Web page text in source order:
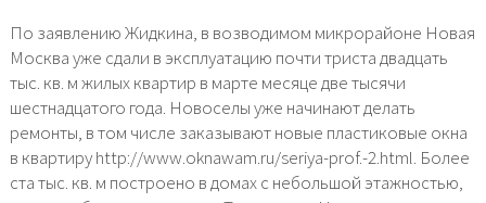
По заявлению Жидкина, в возводимом микрорайоне Новая
Москва уже сдали в эксплуатацию почти триста двадцать
тыс. кв. м жилых квартир в марте месяце две тысячи
шестнадцатого года. Новоселы уже начинают делать
ремонты, в том числе заказывают новые пластиковые окна
в квартиру http://www.oknawam.ru/seriya-prof.-2.html. Более
ста тыс. кв. м построено в домах с небольшой этажностью,